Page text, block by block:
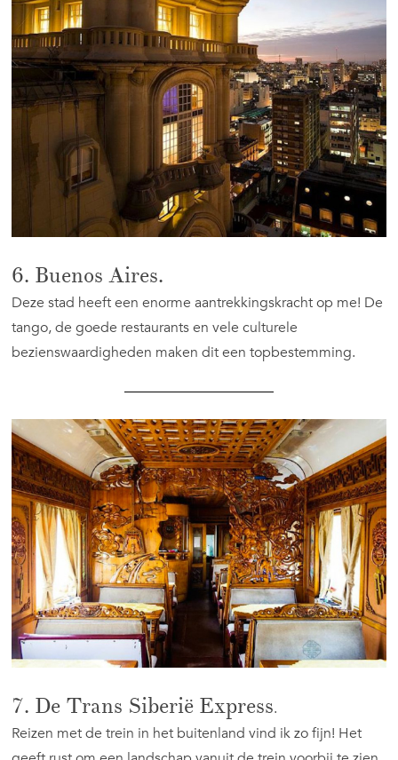
6. Buenos Aires.
Deze stad heeft een enorme aantrekkingskracht op me! De
tango, de goede restaurants en vele culturele
bezienswaardigheden maken dit een topbestemming.
7. De Trans Siberië Express.
Reizen met de trein in het buitenland vind ik zo fijn! Het